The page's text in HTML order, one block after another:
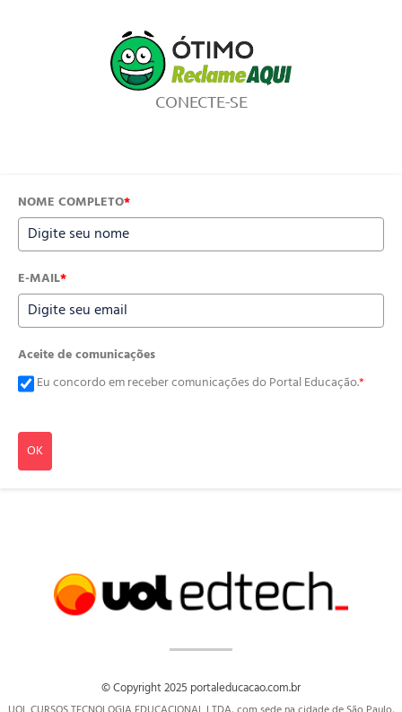
CONECTE-SE
NOME COMPLETO*
E-MAIL*
Aceite de comunicações
Eu concordo em receber comunicações do Portal Educação.*
OK
© Copyright 2025 portaleducacao.com.br